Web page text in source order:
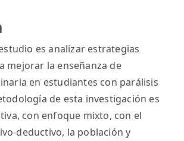
es analizar estrategias
mejorar la enseñanza de
en estudiantes con parálisis
de esta investigación es
con enfoque mixto, con el
deductivo, la población y